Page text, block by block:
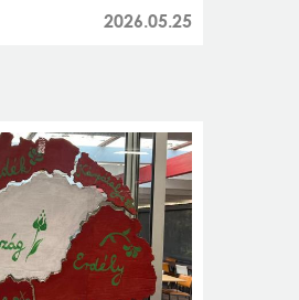
2026.05.25